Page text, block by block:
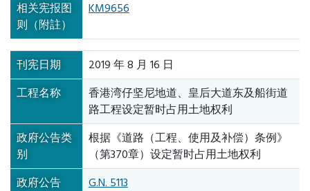
相关宪报图
则（附註）
KM9656
刊宪日期
2019 年 8 月 16 日
工程名称
香港湾仔坚尼地道、皇后大道东及船街道
路工程设定暂时占用土地权利
政府公告类
别
根据《道路（工程、使用及补偿）条例》
（第370章）设定暂时占用土地权利
政府公告
G.N. 5113